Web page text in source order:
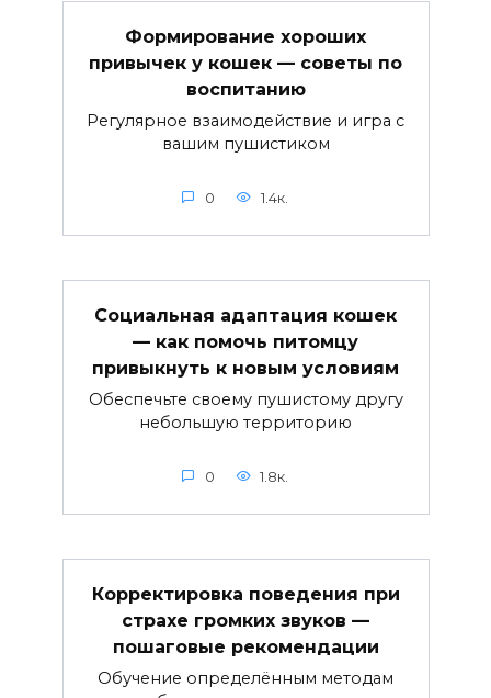
Формирование хороших
привычек у кошек — советы по
воспитанию
Регулярное взаимодействие и игра с
вашим пушистиком
0 1.4к.
Социальная адаптация кошек
— как помочь питомцу
привыкнуть к новым условиям
Обеспечьте своему пушистому другу
небольшую территорию
0 1.8к.
Корректировка поведения при
страхе громких звуков —
пошаговые рекомендации
Обучение определённым методам